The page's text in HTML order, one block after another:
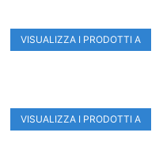
VISUALIZZA I PRODOTTI A
VISUALIZZA I PRODOTTI A